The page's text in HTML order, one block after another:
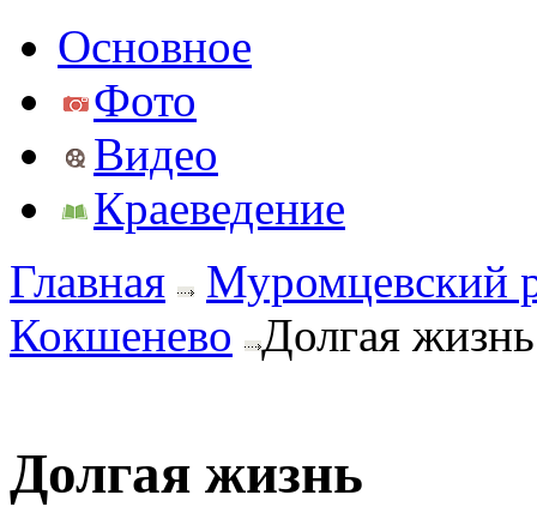
Основное
Фото
Видео
Краеведение
Главная
Муромцевский
Кокшенево
Долгая жизнь
Долгая жизнь